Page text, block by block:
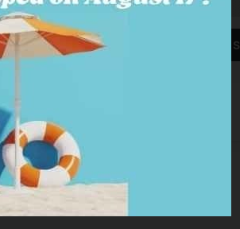
KITS & PACKS JARDY HB - BOXES